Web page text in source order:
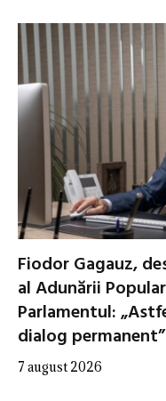
Fiodor Gagauz,
al Adunării
Parlamentul:
dialog permanent”
7 august 2026